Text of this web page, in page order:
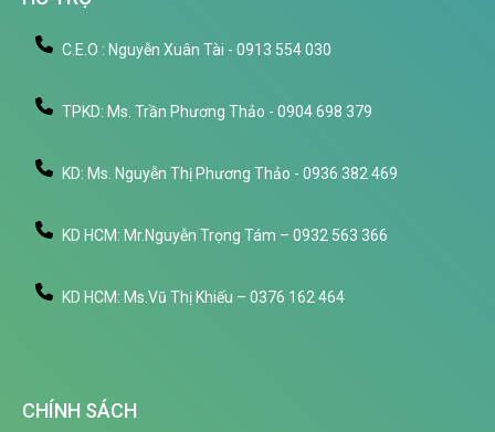
C.E.O : Nguyễn Xuân Tài - 0913 554 030
TPKD: Ms. Trần Phương Thảo - 0904 698 379
KD: Ms. Nguyễn Thị Phương Thảo - 0936 382 469
KD HCM: Mr.Nguyễn Trọng Tám – 0932 563 366
KD HCM: Ms.Vũ Thị Khiếu – 0376 162 464
CHÍNH SÁCH